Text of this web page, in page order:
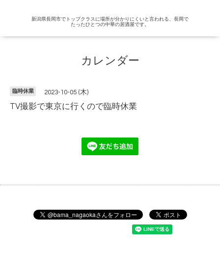
新潟県長岡市でトップクラスに場所が分かりにくいと言われる、長岡で
たったひとつの中華の居酒屋です。
カレンダー
臨時休業 2023-10-05 (木)
TV撮影で東京に行くので臨時休業